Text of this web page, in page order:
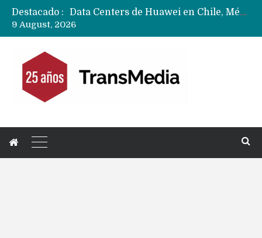
Destacado :
Data Centers de Huawei en Chile, México, Brasil,Perú y Argentina podrían verse afectados por arremetida de EE.UU
9 August, 2026